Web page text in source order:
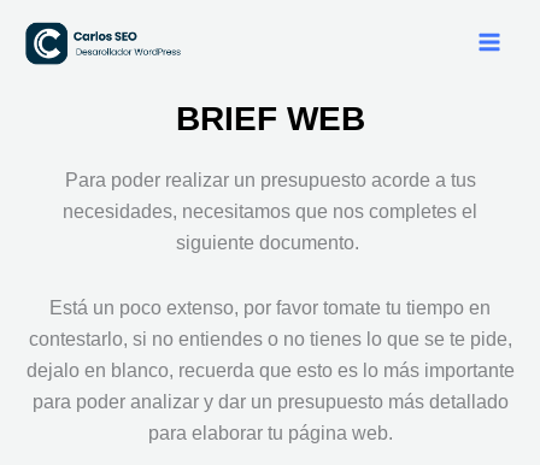
BRIEF WEB
Para poder realizar un presupuesto acorde a tus
necesidades, necesitamos que nos completes el
siguiente documento.
Está un poco extenso, por favor tomate tu tiempo en
contestarlo, si no entiendes o no tienes lo que se te pide,
dejalo en blanco, recuerda que esto es lo más importante
para poder analizar y dar un presupuesto más detallado
para elaborar tu página web.